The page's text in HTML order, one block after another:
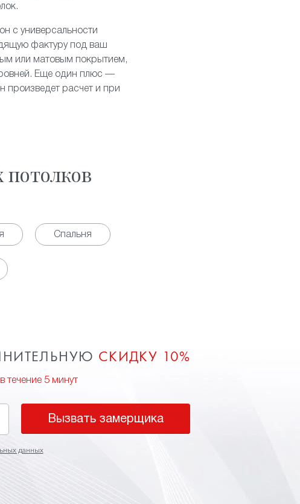
с универсальности
фактуру под ваш
или матовым покрытием,
Еще один плюс —
произведет расчет и при
Спальня
СКИДКУ 10%
в течение 5 минут
Вызвать замерщика
данных